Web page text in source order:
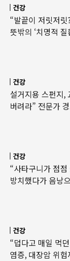
건강
“발끝이 저릿저
뜻밖의 ‘치명적 질
건강
설거지용 스펀지
버려라” 전문가
건강
“사타구니가 점
방치했다가 음낭
건강
“덥다고 매일 먹
염증, 대장암 위험